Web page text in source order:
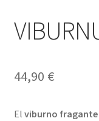
44,90 €
El viburno fragante